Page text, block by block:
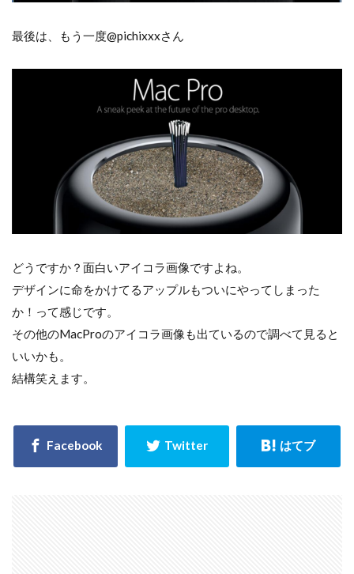
最後は、もう一度@pichixxxさん
どうですか？面白いアイコラ画像ですよね。
デザインに命をかけてるアップルもついにやってしまった
か！って感じです。
その他のMacProのアイコラ画像も出ているので調べて見ると
いいかも。
結構笑えます。